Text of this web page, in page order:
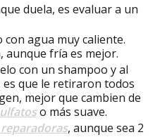
duela, es evaluar a un
con agua muy caliente.
aunque fría es mejor.
con un shampoo y al
que le retiraron todos
mejor que cambien de
o más suave.
, aunque sea 2